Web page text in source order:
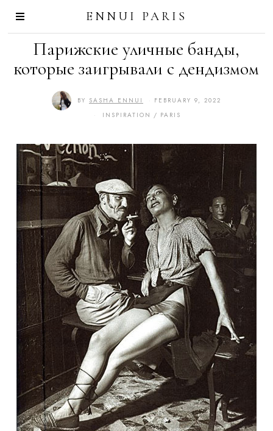
ENNUI PARIS
Парижские уличные банды,
которые заигрывали с дендизмом
BY SASHA ENNUI FEBRUARY 9, 2022
A
R
Y
9
,
2
0
2
2
INSPIRATION / PARIS